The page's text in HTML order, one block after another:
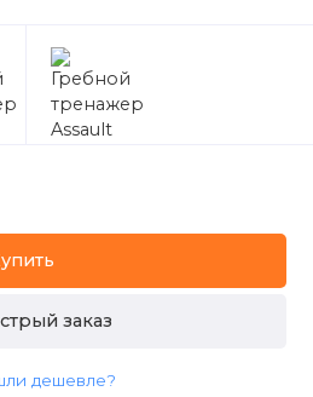
заказ
дешевле?